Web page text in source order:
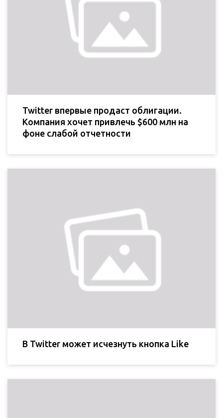
Twitter впервые продаст облигации.
Компания хочет привлечь $600 млн на
фоне слабой отчетности
В Twitter может исчезнуть кнопка Like